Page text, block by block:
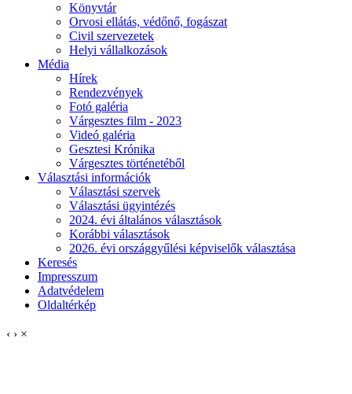
Könyvtár
Orvosi ellátás, védőnő, fogászat
Civil szervezetek
Helyi vállalkozások
Média
Hírek
Rendezvények
Fotó galéria
Várgesztes film - 2023
Videó galéria
Gesztesi Krónika
Várgesztes történetéből
Választási információk
Választási szervek
Választási ügyintézés
2024. évi általános választások
Korábbi választások
2026. évi országgyűlési képviselők választása
Keresés
Impresszum
Adatvédelem
Oldaltérkép
‹ › ×